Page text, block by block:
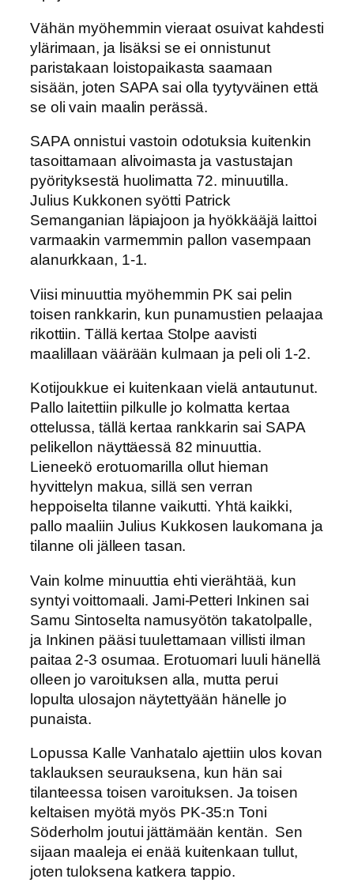
Vähän myöhemmin vieraat osuivat kahdesti
ylärimaan, ja lisäksi se ei onnistunut
paristakaan loistopaikasta saamaan
sisään, joten SAPA sai olla tyytyväinen että
se oli vain maalin perässä.
SAPA onnistui vastoin odotuksia kuitenkin
tasoittamaan alivoimasta ja vastustajan
pyörityksestä huolimatta 72. minuutilla.
Julius Kukkonen syötti Patrick
Semanganian läpiajoon ja hyökkääjä laittoi
varmaakin varmemmin pallon vasempaan
alanurkkaan, 1-1.
Viisi minuuttia myöhemmin PK sai pelin
toisen rankkarin, kun punamustien pelaajaa
rikottiin. Tällä kertaa Stolpe aavisti
maalillaan väärään kulmaan ja peli oli 1-2.
Kotijoukkue ei kuitenkaan vielä antautunut.
Pallo laitettiin pilkulle jo kolmatta kertaa
ottelussa, tällä kertaa rankkarin sai SAPA
pelikellon näyttäessä 82 minuuttia.
Lieneekö erotuomarilla ollut hieman
hyvittelyn makua, sillä sen verran
heppoiselta tilanne vaikutti. Yhtä kaikki,
pallo maaliin Julius Kukkosen laukomana ja
tilanne oli jälleen tasan.
Vain kolme minuuttia ehti vierähtää, kun
syntyi voittomaali. Jami-Petteri Inkinen sai
Samu Sintoselta namusyötön takatolpalle,
ja Inkinen pääsi tuulettamaan villisti ilman
paitaa 2-3 osumaa. Erotuomari luuli hänellä
olleen jo varoituksen alla, mutta perui
lopulta ulosajon näytettyään hänelle jo
punaista.
Lopussa Kalle Vanhatalo ajettiin ulos kovan
taklauksen seurauksena, kun hän sai
tilanteessa toisen varoituksen. Ja toisen
keltaisen myötä myös PK-35:n Toni
Söderholm joutui jättämään kentän. Sen
sijaan maalejaei enää kuitenkaan tullut,
joten tuloksena katkera tappio.